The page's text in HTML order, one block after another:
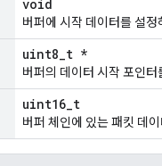
void
버퍼에 시작 데이터를 설
uint8_t *
버퍼의 데이터 시작 포인터
uint16_t
버퍼 체인에 있는 패킷 데